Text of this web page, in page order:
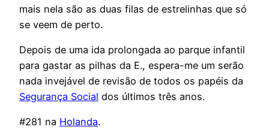
mais nela são as duas filas de estrelinhas que só
se veem de perto.
Depois de uma ida prolongada ao parque infantil
para gastar as pilhas da E., espera-me um serão
nada invejável de revisão de todos os papéis da
Segurança Social dos últimos três anos.
#281 na Holanda.